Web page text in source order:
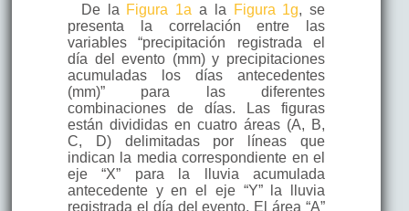
Altagracia
– finca Luis
36.07 * 1.01 1.01 17.26
36.07 *
1.01 1.01 17.26
35.32 *
0.00 48.76 66.02
45.45
23.54 54.01 172.62
De la Figura 1aa la Figura 1g, se
presenta la correlación entre las
variables “precipitación registrada el
día del evento (mm) y precipitaciones
acumuladas los días antecedentes
(mm)” para las diferentes
combinaciones de días. Las figuras
están divididas en cuatro áreas (A, B,
C, D) delimitadas por líneas que
indican la media correspondiente en el
eje “X” para la lluvia acumulada
antecedente y en el eje “Y” la lluvia
registrada el día del evento. El área “A”